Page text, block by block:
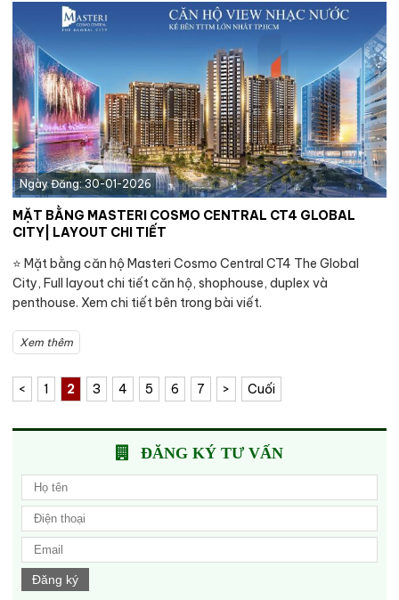
Ngày Đăng: 30-01-2026
MẶT BẰNG MASTERI COSMO CENTRAL CT4 GLOBAL
CITY| LAYOUT CHI TIẾT
⭐️ Mặt bằng căn hộ Masteri Cosmo Central CT4 The Global
City, Full layout chi tiết căn hộ, shophouse, duplex và
penthouse. Xem chi tiết bên trong bài viết.
Xem thêm
< 1 2 3 4 5 6 7 > Cuối
ĐĂNG KÝ TƯ VẤN
Đăng ký